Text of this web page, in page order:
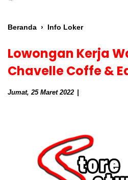
Beranda › Info Loker
Lowongan Kerja
Chavelle Coffe &
Jumat, 25 Maret 2022